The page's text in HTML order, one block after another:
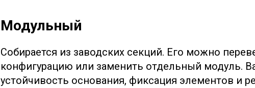
Модульный
Собирается из заводских секций. Его можно
конфигурацию или заменить отдельный модуль.
устойчивость основания, фиксация элементов и